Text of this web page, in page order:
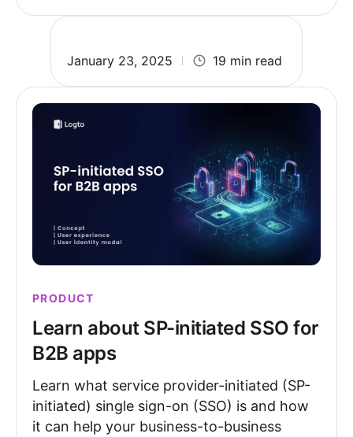
January 23, 2025 19 min read
PRODUCT
Learn about SP-initiated SSO for
B2B apps
Learn what service provider-initiated (SP-
initiated) single sign-on (SSO) is and how
it can help your business-to-business